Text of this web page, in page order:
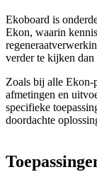
Ekoboard is
Ekon, waarin
verder te kijken dan
Zoals bij alle Ekon-
afmetingen en
specifieke
doordachte